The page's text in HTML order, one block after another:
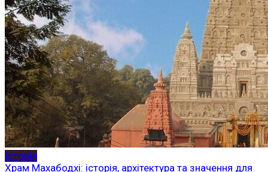
Історія
Храм Махабодхі: історія, архітектура та значення для